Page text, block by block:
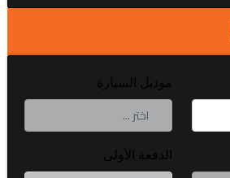
موديل السيارة
الدفعة الأولى